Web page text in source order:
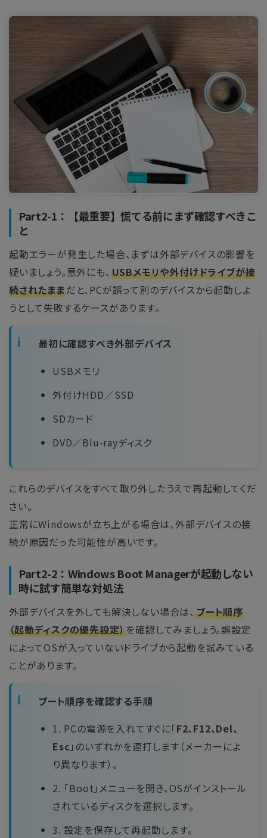
Part2-1：【最重要】慌てる前にまず確認すべきこ
と
起動エラーが発生した場合、まずは外部デバイスの影響を
疑いましょう。意外にも、 USBメモリや外付けドライブが接
続されたままだと、PCが誤って別のデバイスから起動しよ
うとして失敗するケースがあります。
最初に確認すべき外部デバイス
USBメモリ
外付けHDD／SSD
SDカード
DVD／Blu-rayディスク
これらのデバイスをすべて取り外したうえで再起動してくだ
さい。
正常にWindowsが立ち上がる場合は、外部デバイスの接
続が原因だった可能性が高いです。
Part2-2：Windows Boot Managerが起動しない
時に試す簡単な対処法
外部デバイスを外しても解決しない場合は、 ブート順序
（起動ディスクの優先設定）を確認してみましょう。誤設定
によってOSが入っていないドライブから起動を試みている
ことがあります。
ブート順序を確認する手順
1. PCの電源を入れてすぐに「F2、F12、Del、
Esc 」のいずれかを連打します（メーカーによ
り異なります）。
2. 「Boot」メニューを開き、OSがインストール
されているディスクを選択します。
3. 設定を保存して再起動します。